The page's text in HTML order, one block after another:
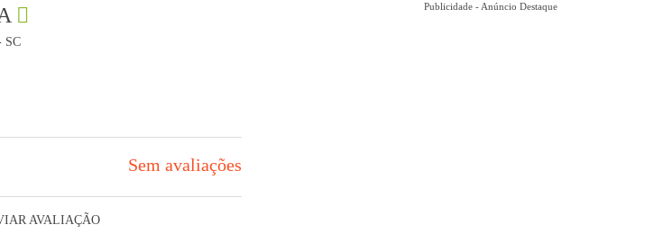
SC
Sem avaliações
AVALIAÇÃO
Publicidade - Anúncio Destaque